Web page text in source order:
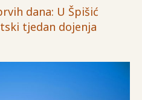
dana: U Špišić
tjedan dojenja